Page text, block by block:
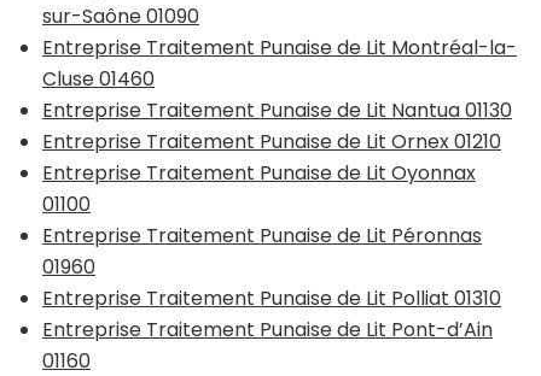
sur-Saône 01090
Entreprise Traitement Punaise de Lit Montréal-la-
Cluse 01460
Entreprise Traitement Punaise de Lit Nantua 01130
Entreprise Traitement Punaise de Lit Ornex 01210
Entreprise Traitement Punaise de Lit Oyonnax
01100
Entreprise Traitement Punaise de Lit Péronnas
01960
Entreprise Traitement Punaise de Lit Polliat 01310
Entreprise Traitement Punaise de Lit Pont-d’Ain
01160